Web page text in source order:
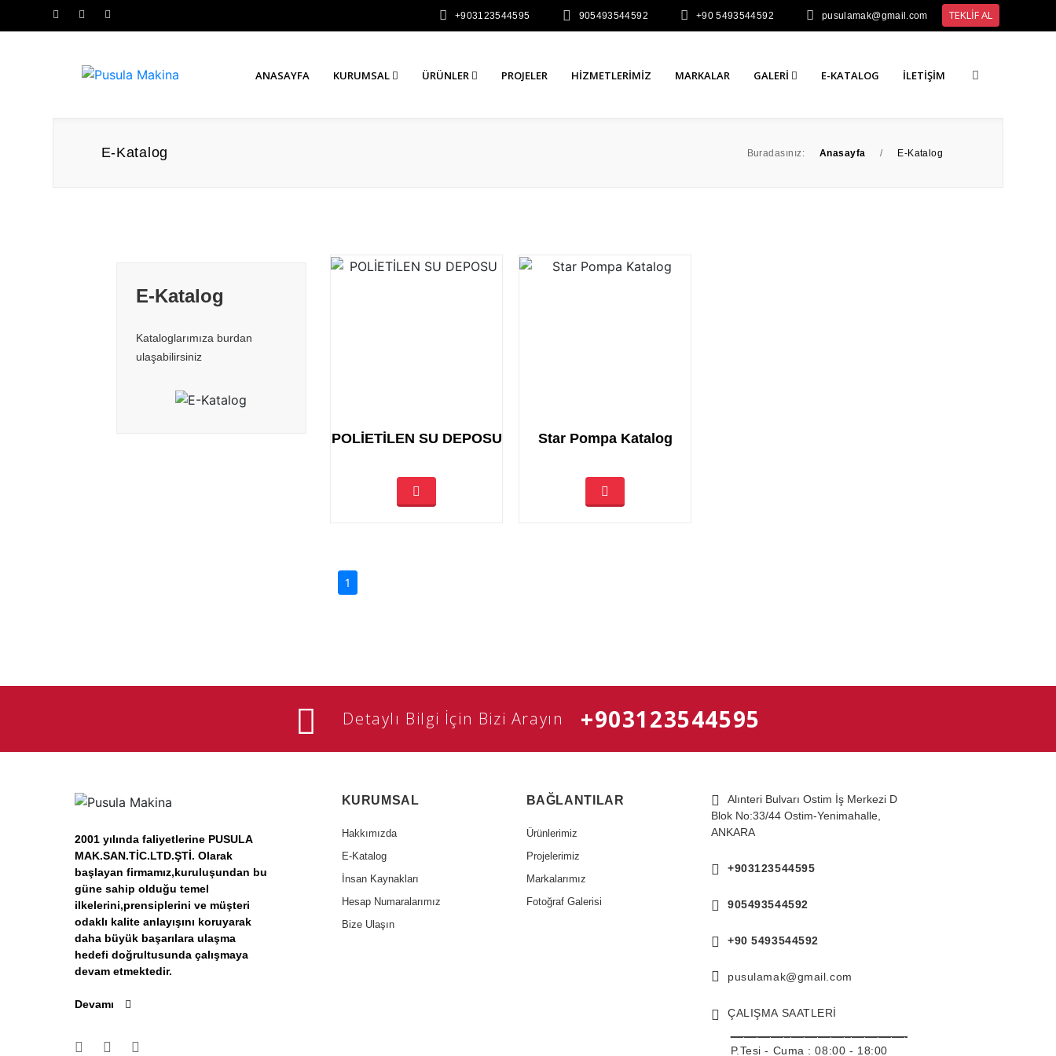
+903123544595 905493544592 +90 5493544592 pusulamak@gmail.com TEKLİF AL
ANASAYFA KURUMSAL ÜRÜNLER PROJELER HIZMETLERIMIZ MARKALAR GALERI E-KATALOG İLETIŞIM
E-Katalog Buradasınız: Anasayfa / E-Katalog
E-Katalog
Kataloglarımıza burdan
ulaşabilirsiniz
POLİETİLEN SU DEPOSU Star Pompa Katalog
1
Detaylı Bilgi İçin Bizi Arayın +903123544595
2001 yılında faliyetlerine PUSULA
MAK.SAN.TİC.LTD.ŞTİ. Olarak
başlayan firmamız,kuruluşundan bu
güne sahip olduğu temel
ilkelerini,prensiplerini ve müşteri
odaklı kalite anlayışını koruyarak
daha büyük başarılara ulaşma
hedefi doğrultusunda çalışmaya
devam etmektedir.
Devamı
KURUMSAL
Hakkımızda
E-Katalog
İnsan Kaynakları
Hesap Numaralarımız
Bize Ulaşın
BAĞLANTILAR
Ürünlerimiz
Projelerimiz
Markalarımız
Fotoğraf Galerisi
Alınteri Bulvarı Ostim İş Merkezi D
Blok No:33/44 Ostim-Yenimahalle,
ANKARA
+903123544595
905493544592
+90 5493544592
pusulamak@gmail.com
ÇALIŞMA SAATLERİ
P.Tesi - Cuma : 08:00 - 18:00